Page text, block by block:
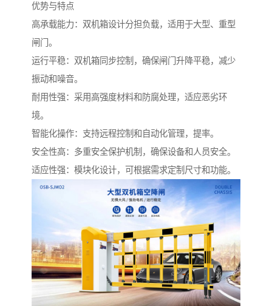
优势与特点
高承载能力：双机箱设计分担负载，适用于大型、重型
闸门。
运行平稳：双机箱同步控制，确保闸门升降平稳，减少
振动和噪音。
耐用性强：采用高强度材料和防腐处理，适应恶劣环
境。
智能化操作：支持远程控制和自动化管理，提率。
安全性高：多重安全保护机制，确保设备和人员安全。
适应性强：模块化设计，可根据需求定制尺寸和功能。